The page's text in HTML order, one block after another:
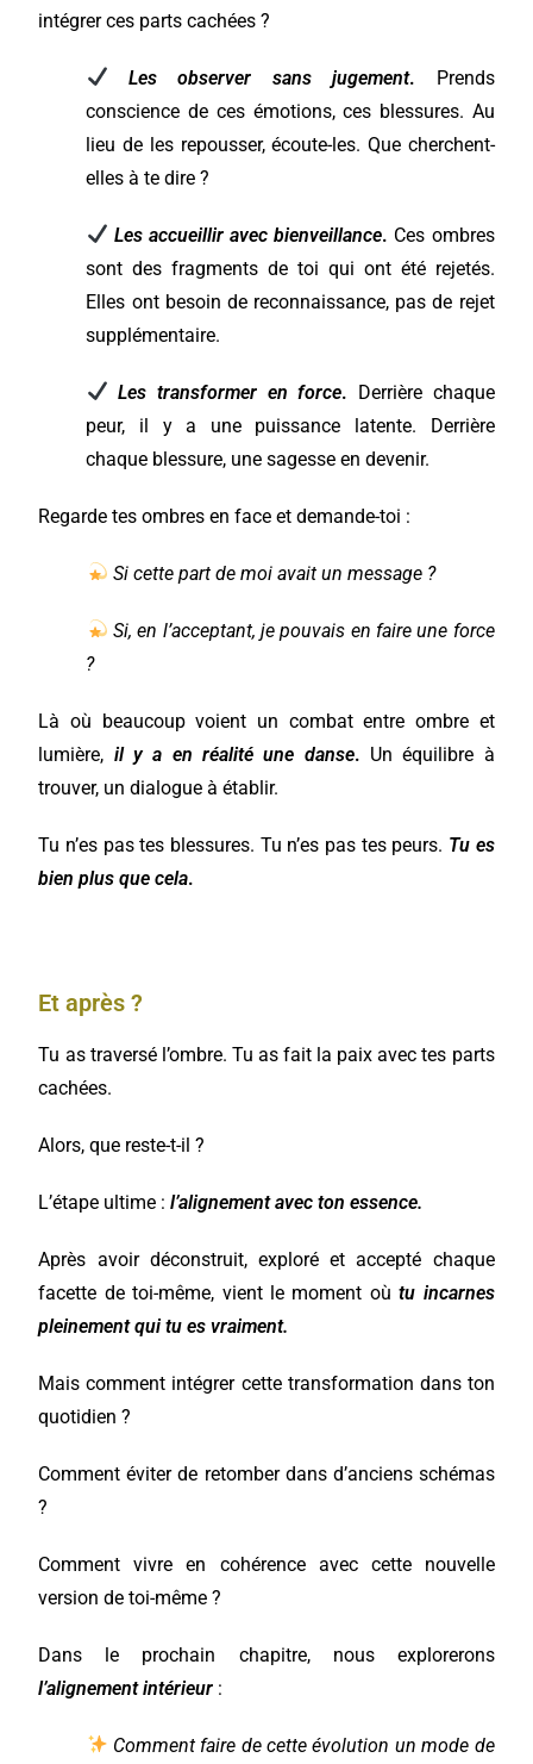
intégrer ces parts cachées ?
Les observer sans jugement. Prends
conscience de ces émotions, ces blessures. Au
lieu de les repousser, écoute-les. Que cherchent-
elles à te dire ?
Les accueillir avec bienveillance. Ces ombres
sont des fragments de toi qui ont été rejetés.
Elles ont besoin de reconnaissance, pas de rejet
supplémentaire.
Les transformer en force. Derrière chaque
peur, il y a une puissance latente. Derrière
chaque blessure, une sagesse en devenir.
Regarde tes ombres en face et demande-toi :
Si cette part de moi avait un message ?
Si, en l’acceptant, je pouvais en faire une force
?
Là où beaucoup voient un combat entre ombre et
lumière, il y a en réalité une danse. Un équilibre à
trouver, un dialogue à établir.
Tu n’es pas tes blessures. Tu n’es pas tes peurs. Tu es
bien plus que cela.
Et après ?
Tu as traversé l’ombre. Tu as fait la paix avec tes parts
cachées.
Alors, que reste-t-il ?
L’étape ultime :l’alignement avec ton essence.
Après avoir déconstruit, exploré et accepté chaque
facette de toi-même, vient le moment oùtu incarnes
pleinement qui tu es vraiment.
Mais comment intégrer cette transformation dans ton
quotidien ?
Comment éviter de retomber dans d’anciens schémas
?
Comment vivre en cohérence avec cette nouvelle
version de toi-même ?
Dans le prochain chapitre, nous explorerons
l’alignement intérieur :
Comment faire de cette évolution un mode de